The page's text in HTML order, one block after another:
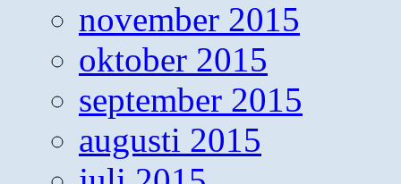
november 2015
oktober 2015
september 2015
augusti 2015